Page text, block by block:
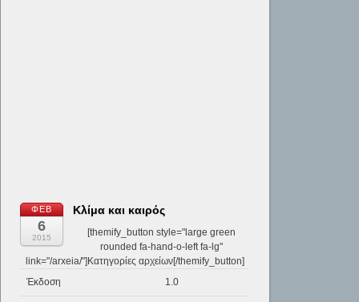
ΦΕΒ
6
2015
Κλίμα και καιρός
[themify_button style="large green
rounded fa-hand-o-left fa-lg"
link="/arxeia/"]Κατηγορίες αρχείων[/themify_button]
Έκδοση
1.0